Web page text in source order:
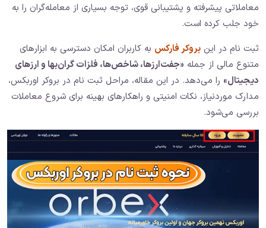
معاملاتی پیشرفته و پشتیبانی قوی، توجه بسیاری از معامله‌گران را به
خود جلب کرده است.
ثبت نام در این بروکر فارکس به کاربران امکان دسترسی به ابزارهای
متنوع مالی از جمله «جفت‌ارزها، شاخص‌ها، فلزات گران‌بها و ارزهای
دیجیتال» را می‌دهد. در این مقاله، مراحل ثبت نام در بروکر اوربکس،
مدارک موردنیاز، نکات امنیتی و راهکارهای بهینه برای شروع معاملات
بررسی می‌شود.